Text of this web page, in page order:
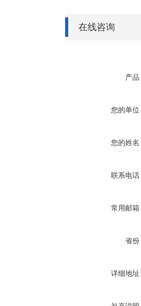
在线咨询
产品
您的单位
您的姓名
联系电话
常用邮箱
省份
详细地址